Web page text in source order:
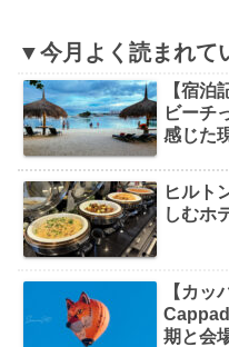
▼今月よく読まれて
【宿
ビーチ
感じた
ヒルト
しむホ
【カ
期と会